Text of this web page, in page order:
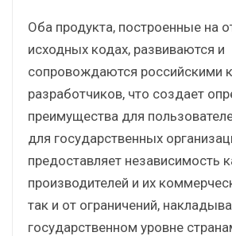
Оба продукта, построенные на
исходных кодах, развиваются и
сопровождаются российскими
разработчиков, что создает
преимущества для
для государственных
предоставляет независимость
производителей и их
так и от ограничений,
государственном уровне